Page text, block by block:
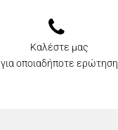
Καλέστε μας
για οποιαδήποτε ερώτηση